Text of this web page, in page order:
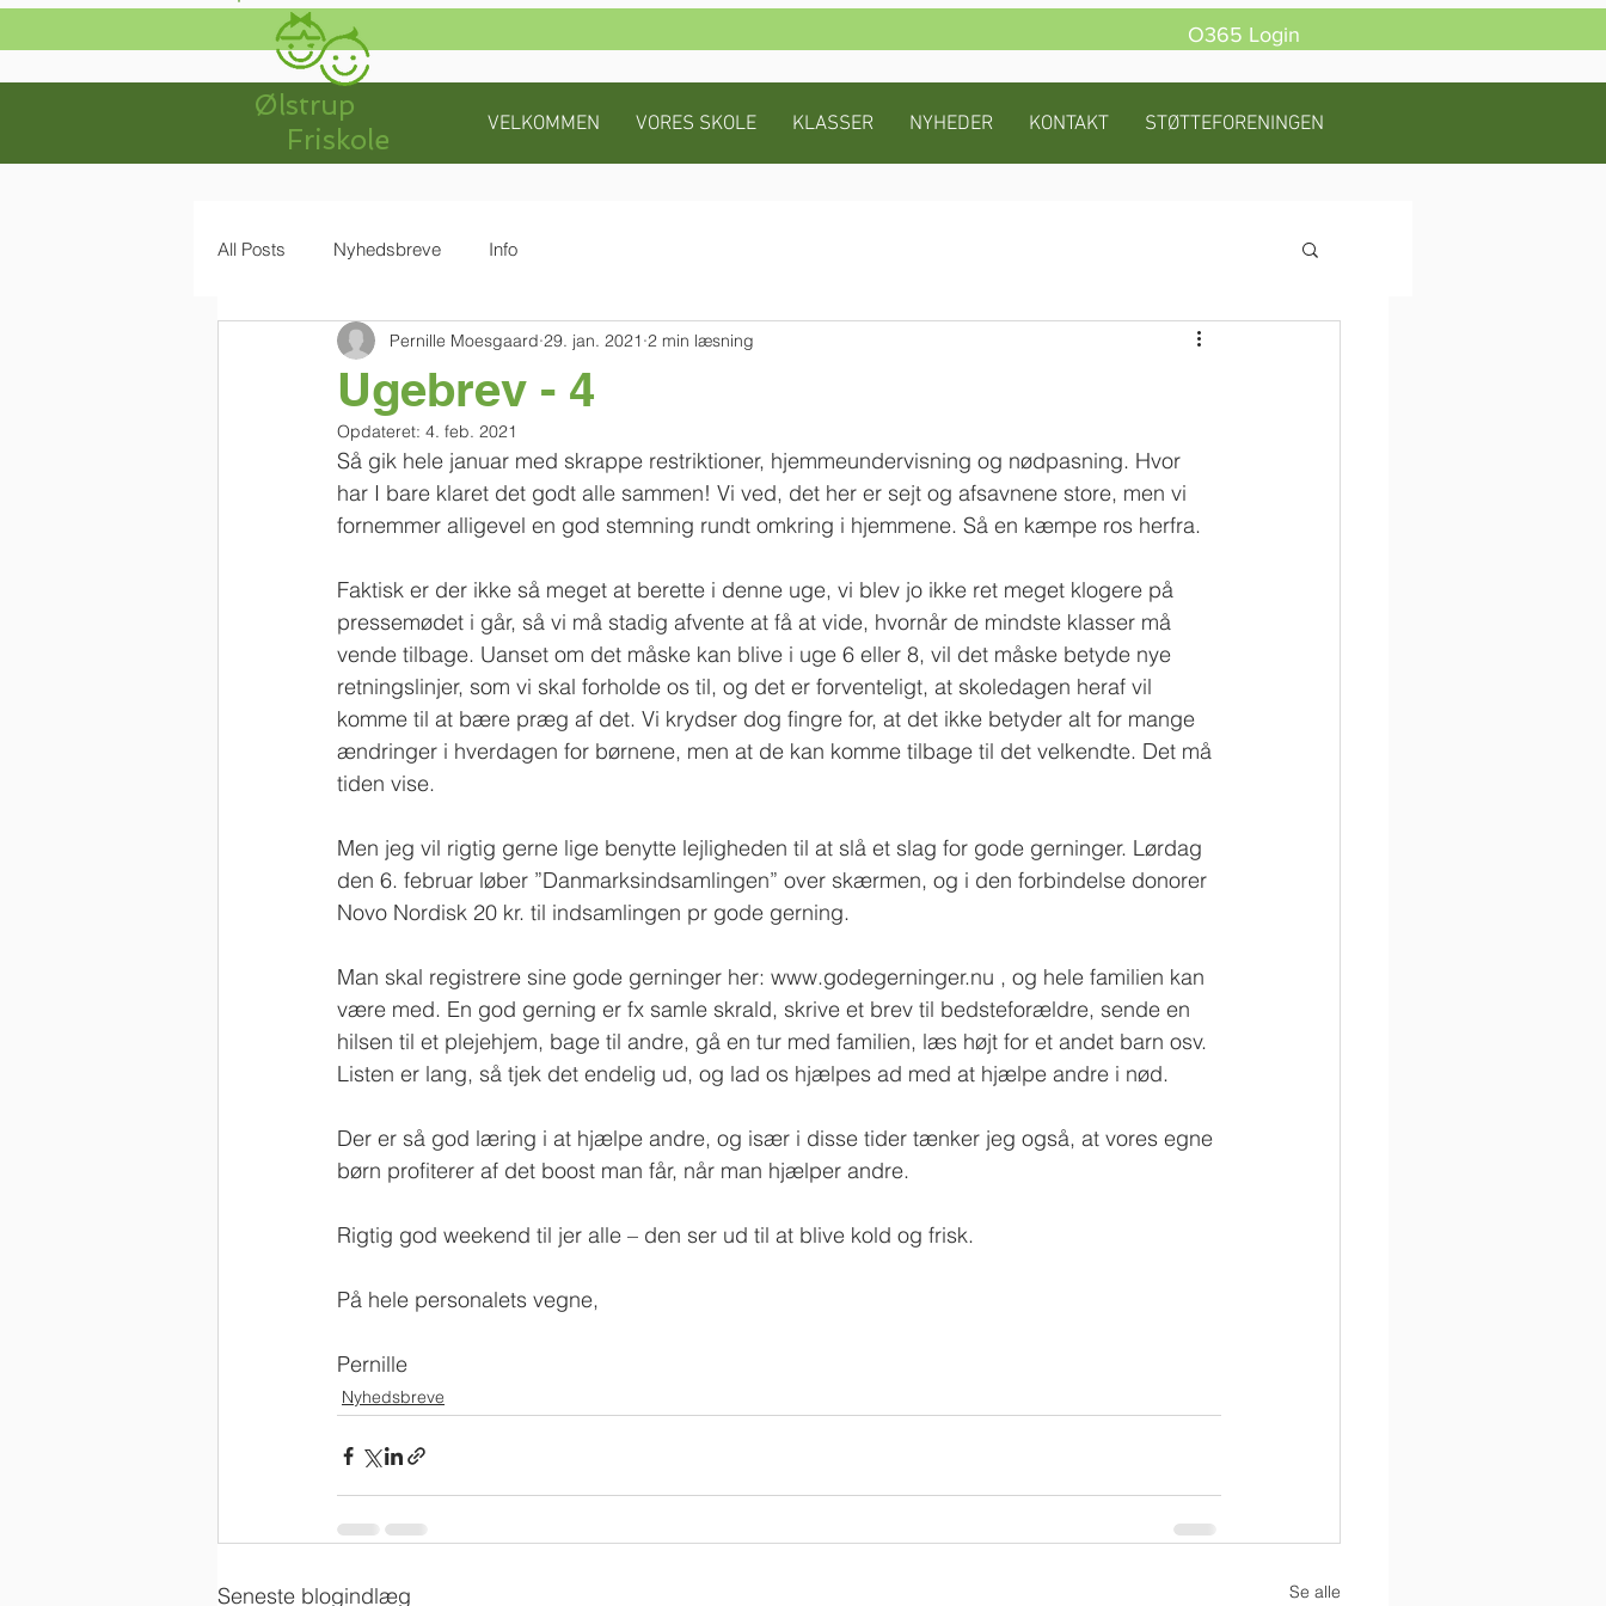
VELKOMMEN VORES SKOLE KLASSER NYHEDER KONTAKT STØTTEFORENINGEN
O365 Login
Ølstrup
Friskole
All Posts Nyhedsbreve Info
Ugebrev - 4
Pernille Moesgaard 29. jan. 2021 2 min læsning
Opdateret: 4. feb. 2021
Så gik hele januar med skrappe restriktioner, hjemmeundervisning og nødpasning. Hvor
har I bare klaret det godt alle sammen! Vi ved, det her er sejt og afsavnene store, men vi
fornemmer alligevel en god stemning rundt omkring i hjemmene. Så en kæmpe ros herfra.
Faktisk er der ikke så meget at berette i denne uge, vi blev jo ikke ret meget klogere på
pressemødet i går, så vi må stadig afvente at få at vide, hvornår de mindste klasser må
vende tilbage. Uanset om det måske kan blive i uge 6 eller 8, vil det måske betyde nye
retningslinjer, som vi skal forholde os til, og det er forventeligt, at skoledagen heraf vil
komme til at bære præg af det. Vi krydser dog fingre for, at det ikke betyder alt for mange
ændringer i hverdagen for børnene, men at de kan komme tilbage til det velkendte. Det må
tiden vise.
Men jeg vil rigtig gerne lige benytte lejligheden til at slå et slag for gode gerninger. Lørdag
den 6. februar løber ”Danmarksindsamlingen” over skærmen, og i den forbindelse donorer
Novo Nordisk 20 kr. til indsamlingen pr gode gerning.
Man skal registrere sine gode gerninger her: www.godegerninger.nu , og hele familien kan
være med. En god gerning er fx samle skrald, skrive et brev til bedsteforældre, sende en
hilsen til et plejehjem, bage til andre, gå en tur med familien, læs højt for et andet barn osv.
Listen er lang, så tjek det endelig ud, og lad os hjælpes ad med at hjælpe andre i nød.
Der er så god læring i at hjælpe andre, og især i disse tider tænker jeg også, at vores egne
børn profiterer af det boost man får, når man hjælper andre.
Rigtig god weekend til jer alle – den ser ud til at blive kold og frisk.
På hele personalets vegne,
Pernille
Nyhedsbreve
Seneste blogindlæg Se alle